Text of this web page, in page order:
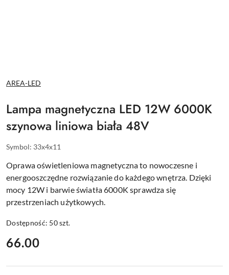
NAZWA
PRODUCENTA:
AREA-LED
Lampa magnetyczna LED 12W 6000K
szynowa liniowa biała 48V
Symbol: 33x4x11
Oprawa oświetleniowa magnetyczna to nowoczesne i
energooszczędne rozwiązanie do każdego wnętrza. Dzięki
mocy 12W i barwie światła 6000K sprawdza się
przestrzeniach użytkowych.
Dostępność: 50szt.
cena:
66.00